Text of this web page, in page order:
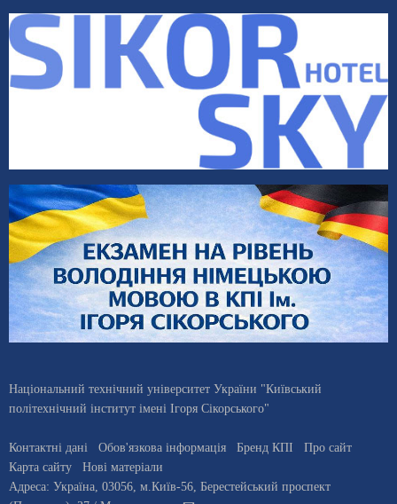
Національний технічний університет України "Київський
політехнічний інститут імені Ігоря Сікорського"
Контактні дані Обов'язкова інформація Бренд КПІ
Про сайт
Карта сайту
Нові матеріали
Адреса: Україна, 03056, м.Київ-56, Берестейський проспект